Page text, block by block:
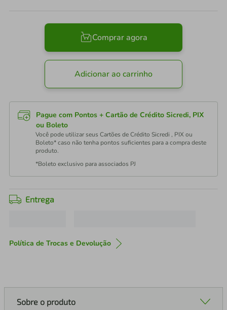
Comprar agora
Adicionar ao carrinho
Pague com Pontos + Cartão de Crédito Sicredi, PIX
ou Boleto
Você pode utilizar seus Cartões de Crédito Sicredi , PIX ou
Boleto* caso não tenha pontos suficientes para a compra deste
produto.
*Boleto exclusivo para associados PJ
Entrega
Política de Trocas e Devolução
Sobre o produto